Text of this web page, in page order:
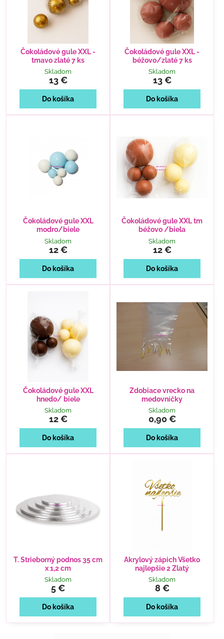
Čokoládové gule XXL -
tmavo zlaté 7 ks
Skladom
13 €
Do košíka
Čokoládové gule XXL -
béžovo/zlaté 7 ks
Skladom
13 €
Do košíka
Čokoládové gule XXL
modro/biele
Skladom
12 €
Do košíka
Čokoládové gule XXL tm
béžovo /biela
Skladom
12 €
Do košíka
Čokoládové gule XXL
hnedo/ biele
Skladom
12 €
Do košíka
Zdobiace vrecko na
medovníčky
Skladom
0,90 €
Do košíka
T. Strieborný podnos 35 cm
x 1,2 cm
Skladom
5 €
Do košíka
Akrylový zápich Všetko
najlepšie 2 Zlatý
Skladom
8 €
Do košíka